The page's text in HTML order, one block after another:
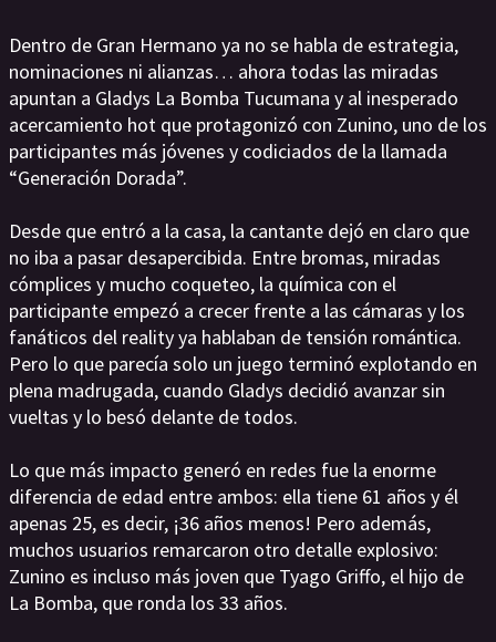
Dentro de Gran Hermano ya no se habla de estrategia,
nominaciones ni alianzas… ahora todas las miradas
apuntan a Gladys La Bomba Tucumana y al inesperado
acercamiento hot que protagonizó con Zunino, uno de los
participantes más jóvenes y codiciados de la llamada
“Generación Dorada”.
Desde que entró a la casa, la cantante dejó en claro que
no iba a pasar desapercibida. Entre bromas, miradas
cómplices y mucho coqueteo, la química con el
participante empezó a crecer frente a las cámaras y los
fanáticos del reality ya hablaban de tensión romántica.
Pero lo que parecía solo un juego terminó explotando en
plena madrugada, cuando Gladys decidió avanzar sin
vueltas y lo besó delante de todos.
Lo que más impacto generó en redes fue la enorme
diferencia de edad entre ambos: ella tiene 61 años y él
apenas 25, es decir, ¡36 años menos! Pero además,
muchos usuarios remarcaron otro detalle explosivo:
Zunino es incluso más joven que Tyago Griffo, el hijo de
La Bomba, que ronda los 33 años.